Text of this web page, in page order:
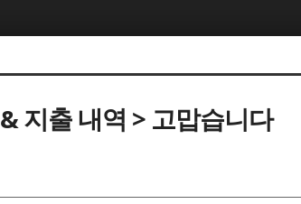
지출 내역 > 고맙습니다